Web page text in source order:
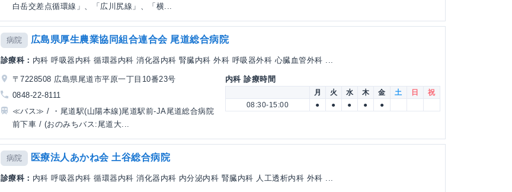
白岳交差点循環線」、「広川尻線」、「横...
病院 広島県厚生農業協同組合連合会 尾道総合病院
診療科： 内科 呼吸器内科 循環器内科 消化器内科 腎臓内科 外科 呼吸器外科 心臓血管外科 ...
〒7228508 広島県尾道市平原一丁目10番23号
0848-22-8111
≪バス≫ / ・尾道駅(山陽本線)尾道駅前-JA尾道総合病院
前下車 / (おのみちバス:尾道大...
内科 診療時間
月 火 水 木 金 土 日
祝
08:30-15:00
● ● ● ● ●
病院 医療法人あかね会 土谷総合病院
診療科： 内科 呼吸器内科 循環器内科 消化器内科 内分泌内科 腎臓内科 人工透析内科 外科 ...